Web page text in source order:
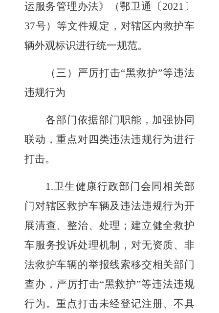
运服务管理办法》（鄂卫通〔2021 〕
37号）等文件规定，对辖区内救护车
辆外观标识进行统一规范。
（三）严厉打击“黑救护”等违法
违规行为
各部门依据部门职能，加强协同
联动，重点对四类违法违规行为进行
打击。
1.卫生健康行政部门会同相关部
门对辖区救护车辆及违法违规行为开
展清查、整治、处理；建立健全救护
车服务投诉处理机制，对无资质、非
法救护车辆的举报线索移交相关部门
查办 ，严厉打击“黑救护”等违法违规
行为 。重点打击未经登记注册、不具